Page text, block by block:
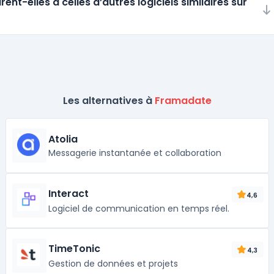
Les alternatives à Framadate
Atolia
Messagerie instantanée et collaboration
Interact 4,6
Logiciel de communication en temps réel.
TimeTonic 4,3
Gestion de données et projets